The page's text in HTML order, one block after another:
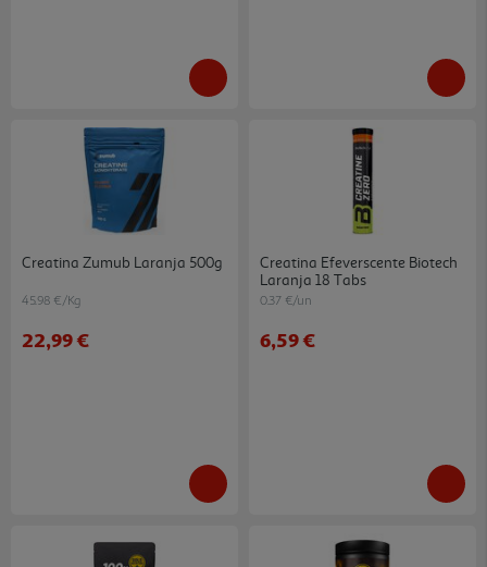
Creatina Zumub Laranja 500g
45.98 €/Kg
22,99 €
Creatina Efeverscente Biotech
Laranja 18 Tabs
0.37 €/un
6,59 €